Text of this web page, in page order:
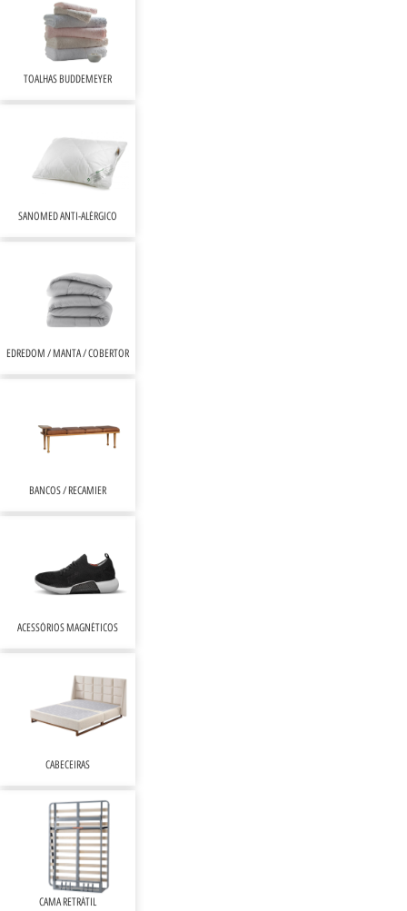
CAMA RETRÁTIL
CABECEIRAS
ACESSÓRIOS MAGNÉTICOS
BANCOS / RECAMIER
EDREDOM / MANTA / COBERTOR
SANOMED ANTI-ALÉRGICO
TOALHAS BUDDEMEYER